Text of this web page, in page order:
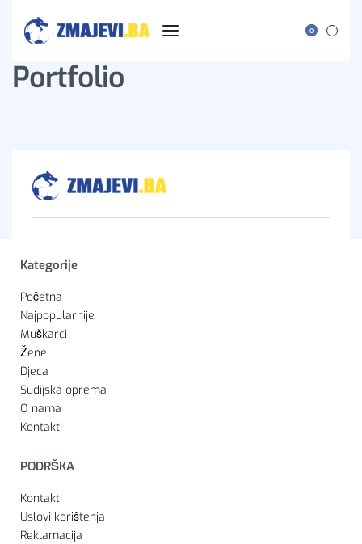
0
Portfolio
Kategorije
Početna
Najpopularnije
Muškarci
Žene
Djeca
Sudijska oprema
O nama
Kontakt
PODRŠKA
Kontakt
Uslovi korištenja
Reklamacija